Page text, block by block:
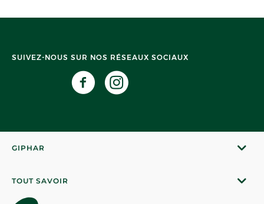
SUIVEZ-NOUS SUR NOS RÉSEAUX SOCIAUX
GIPHAR
TOUT SAVOIR